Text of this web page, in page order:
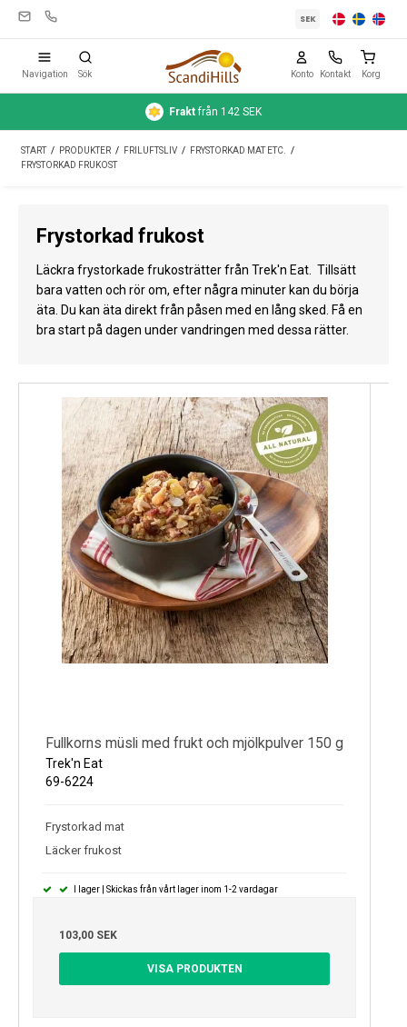
Tält
Rengöring & skötsel
Reseutrustning
Bil & släp
Vatten
Elartiklar
Väderstationer
Reservdelar
Erbjudanden
Restförsäljning
SEK
Navigation Sök Konto Kontakt Korg
Fraktfrån 142 SEK
START / PRODUKTER / FRILUFTSLIV / FRYSTORKAD MAT ETC.
/
FRYSTORKAD FRUKOST
Frystorkad frukost
Läckra frystorkade frukosträtter från Trek'n Eat. Tillsätt
bara vatten och rör om, efter några minuter kan du börja
äta. Du kan äta direkt från påsen med en lång sked. Få en
bra start på dagen under vandringen med dessa rätter.
Fullkorns müsli med frukt och mjölkpulver 150 g
Trek'n Eat
69-6224
Frystorkad mat
Läcker frukost
I lager | Skickas från vårt lager inom 1-2 vardagar
103,00 SEK
VISA PRODUKTEN